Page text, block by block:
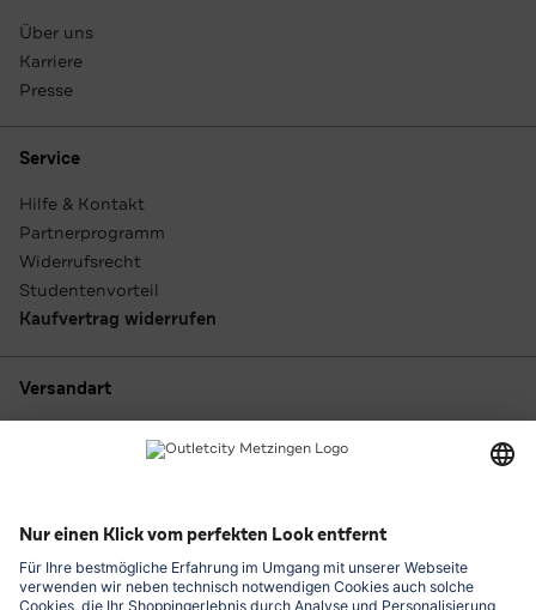
Über uns
Karriere
Presse
Service
Hilfe & Kontakt
Partnerprogramm
Widerrufsrecht
Studentenvorteil
Kaufvertrag widerrufen
Versandart